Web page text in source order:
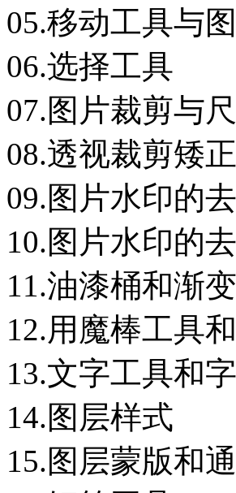
05.移动工具与
06.选择工具
07.图片裁剪与
08.透视裁剪矮
09.图片水印的
10.图片水印的
11.油漆桶和渐
12.用魔棒工具
13.文字工具和
14.图层样式
15.图层蒙版和